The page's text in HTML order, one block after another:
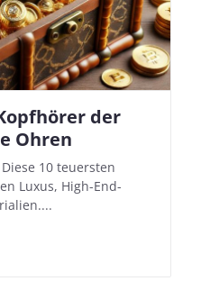
der
Ohren
10 teuersten
Luxus, High-End-
und iOS 18.1:
Hörgeräte-
Pro 2 verwandelt
in kostengünstige